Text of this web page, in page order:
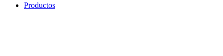
Productos